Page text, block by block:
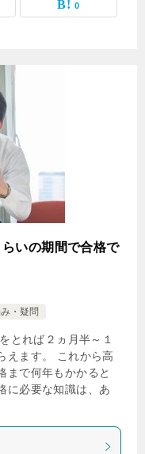
0
いの期間で合格で
・疑問
とれば２ヵ月半～１
えます。 これから高
まで何年もかかると
に必要な知識は、あ